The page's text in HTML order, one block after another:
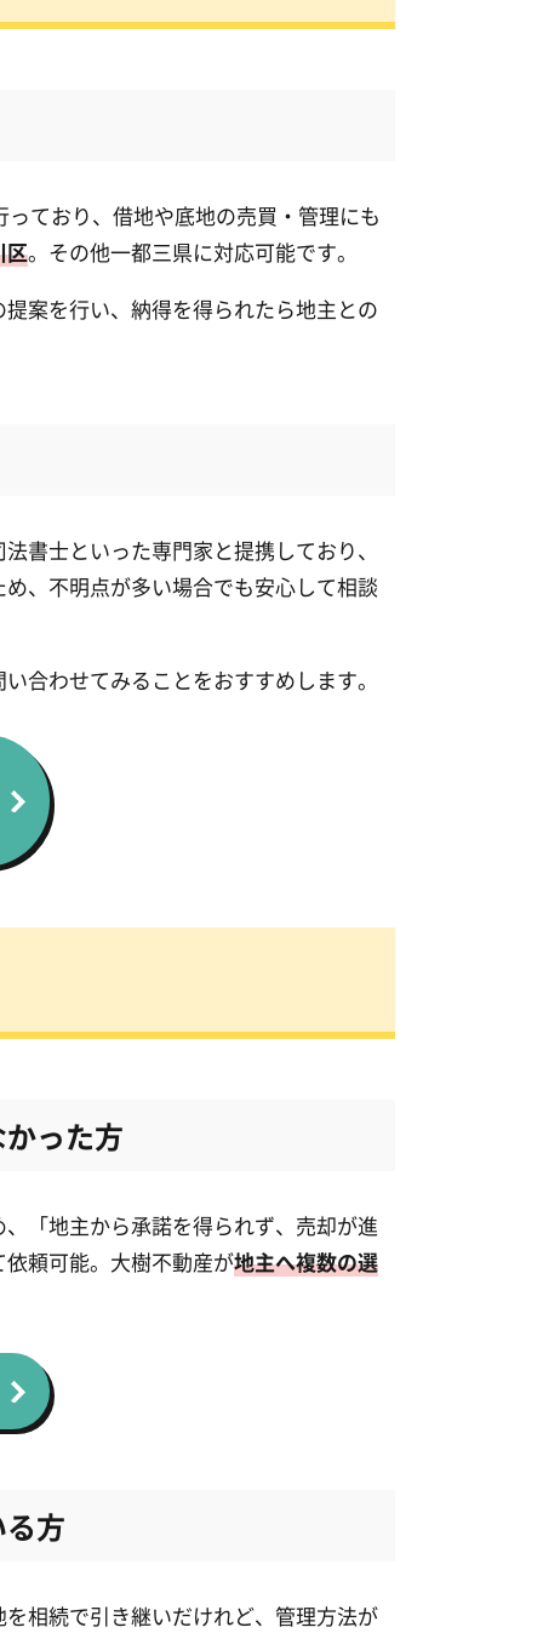
ており、借地や底地の売買・管理にも
区。その他一都三県に対応可能です。
案を行い、納得を得られたら地主との
書士といった専門家と提携しており、
、不明点が多い場合でも安心して相談
合わせてみることをおすすめします。
った方
「地主から承諾を得られず、売却が進
頼可能。大樹不動産が地主へ複数の選
方
相続で引き継いだけれど、管理方法が